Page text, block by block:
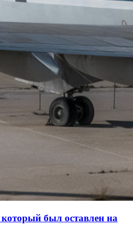
который был оставлен на